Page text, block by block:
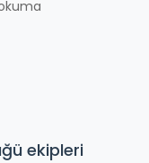
ekipleri